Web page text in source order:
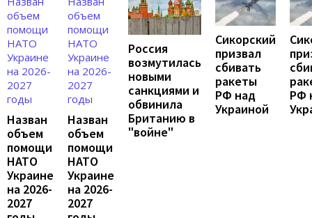
Назван
объем
помощи
НАТО
Украине
на 2026-
2027
Назван
объем
помощи
НАТО
Украине
на 2026-
2027
Россия
возмутилась
новыми
санкциями и
обвинила
Британию в
"войне"
Сикорский
призвал
сбивать
ракеты
РФ над
Украиной
РФ